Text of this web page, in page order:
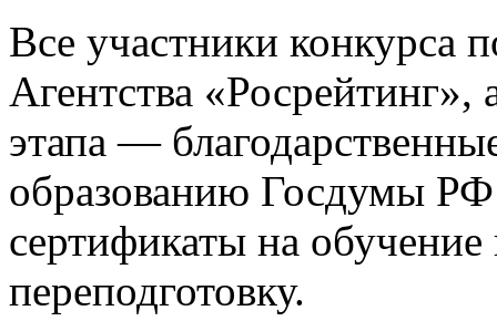
Все участники конкурса
Агентства «Росрейтинг»,
этапа —
образованию Госдумы
сертификаты на
переподготовку.